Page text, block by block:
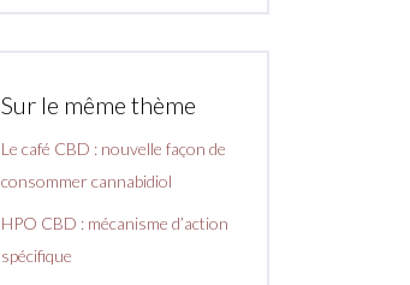
Sur le même thème
Le café CBD : nouvelle façon de
consommer cannabidiol
HPO CBD : mécanisme d’action
spécifique